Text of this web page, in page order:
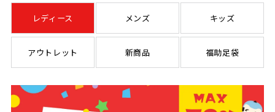
レディース メンズ キッズ
福助足袋
新商品
アウトレット